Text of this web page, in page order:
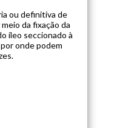
ou definitiva de
da fixação da
íleo seccionado à
onde podem